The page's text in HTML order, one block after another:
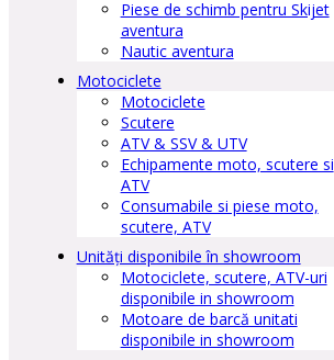
Piese de schimb pentru Skijet
aventura
Nautic aventura
Motociclete
Motociclete
Scutere
ATV & SSV & UTV
Echipamente moto, scutere si
ATV
Consumabile si piese moto,
scutere, ATV
Unități disponibile în showroom
Motociclete, scutere, ATV-uri
disponibile in showroom
Motoare de barcă unitati
disponibile in showroom